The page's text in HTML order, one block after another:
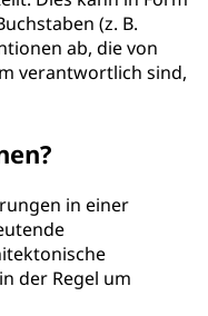
(z. B.
ab, die von
verantwortlich sind,
in einer
der Regel um